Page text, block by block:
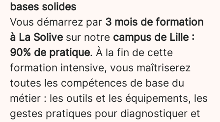
bases solides
Vous démarrez par 3 mois de formation
à La Solive sur notre campus de Lille :
90% de pratique. À la fin de cette
formation intensive, vous maîtriserez
toutes les compétences de base du
métier : les outils et les équipements, les
gestes pratiques pour diagnostiquer et